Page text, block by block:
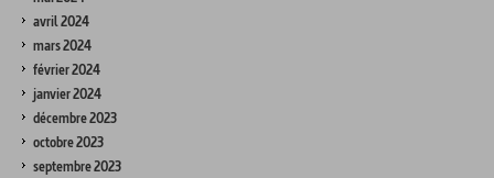
avril 2024
mars 2024
février 2024
janvier 2024
décembre 2023
octobre 2023
septembre 2023